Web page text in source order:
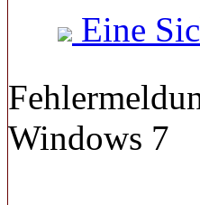
Eine
Windows 7